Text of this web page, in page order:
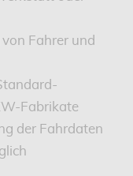
Fahrer und
Fabrikate
der Fahrdaten